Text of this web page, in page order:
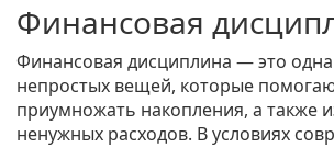
Финансовая
Финансовая дисциплина — это одна
непростых вещей, которые
приумножать накопления, а также
ненужных расходов. В условиях